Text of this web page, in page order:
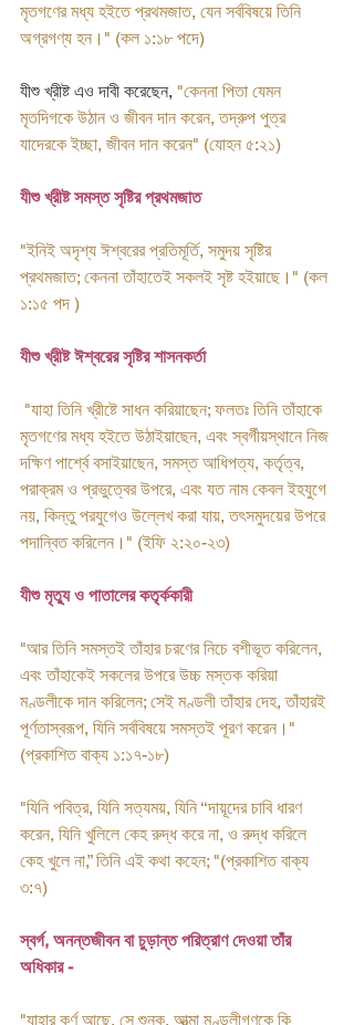
মৃতগণের মধ্য হইতে প্রথমজাত, যেন সর্ববিষয়ে তিনি
অগ্রগণ্য হন।" (কল ১:১৮ পদে)
যীশু খ্রীষ্ট এও দাবী করেছেন, "কেননা পিতা যেমন
মৃতদিগকে উঠান ও জীবন দান করেন, তদ্রুপ পুত্র
যাদেরকে ইচ্ছা, জীবন দান করেন" (যোহন ৫:২১)
যীশু খ্রীষ্ট সমস্ত সৃষ্টির প্রথমজাত
"ইনিই অদৃশ্য ঈশ্বরের প্রতিমূর্তি, সমুদয় সৃষ্টির
প্রথমজাত; কেননা তাঁহাতেই সকলই সৃষ্ট হইয়াছে।" (কল
১:১৫ পদ )
যীশু খ্রীষ্ট ঈশ্বরের সৃষ্টির শাসনকর্তা
"যাহা তিনি খ্রীষ্টে সাধন করিয়াছেন; ফলতঃ তিনি তাঁহাকে
মৃতগণের মধ্য হইতে উঠাইয়াছেন, এবং স্বর্গীয়স্থানে নিজ
দক্ষিণ পার্শ্বে বসাইয়াছেন, সমস্ত আধিপত্য, কর্তৃত্ব,
পরাক্রম ও প্রভুত্বের উপরে, এবং যত নাম কেবল ইহযুগে
নয়, কিন্তু পরযুগেও উল্লেখ করা যায়, তৎসমুদয়ের উপরে
পদান্বিত করিলেন।" (ইফি ২:২০-২৩)
যীশু মৃত্যু ও পাতালের কতৃর্ককারী
"আর তিনি সমস্তই তাঁহার চরণের নিচে বশীভূত করিলেন,
এবং তাঁহাকেই সকলের উপরে উচ্চ মস্তক করিয়া
মণ্ডলীকে দান করিলেন; সেই মণ্ডলী তাঁহার দেহ, তাঁহারই
পূর্ণতাস্বরূপ, যিনি সর্ববিষয়ে সমস্তই পূরণ করেন।"
(প্রকাশিত বাক্য ১:১৭-১৮)
"যিনি পবিত্র, যিনি সত্যময়, যিনি ‘‘দায়ূদের চাবি ধারণ
করেন, যিনি খুলিলে কেহ রুদ্ধ করে না, ও রুদ্ধ করিলে
কেহ খুলে না,” তিনি এই কথা কহেন; "(প্রকাশিত বাক্য
৩:৭)
স্বর্গ, অনন্তজীবন বা চুড়ান্ত পরিত্রাণ দেওয়া তাঁর
অধিকার -
"যাহার কর্ণ আছে, সে শুনুক, আত্মা মণ্ডলীগণকে কি